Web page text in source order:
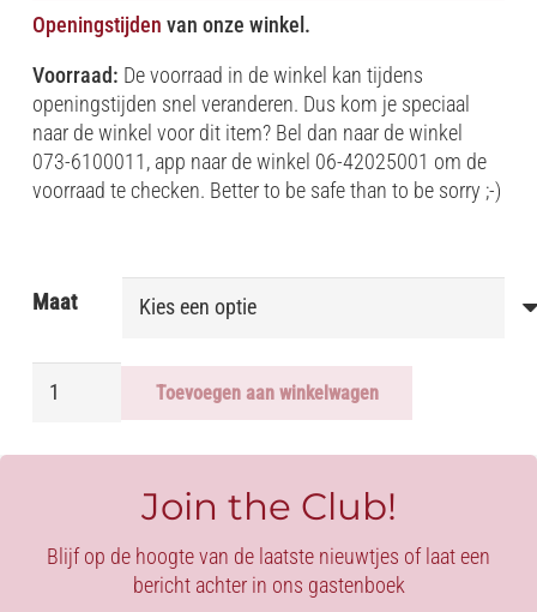
Openingstijden van onze winkel.
Voorraad: De voorraad in de winkel kan tijdens
openingstijden snel veranderen. Dus kom je speciaal
naar de winkel voor dit item? Bel dan naar de winkel
073-6100011, app naar de winkel 06-42025001 om de
voorraad te checken. Better to be safe than to be sorry ;-)
Maat
LEDERLOOK
BLACK
Toevoegen aan winkelwagen
Join the Club!
Blijf op de hoogte van de laatste nieuwtjes of laat een
bericht achter in ons gastenboek